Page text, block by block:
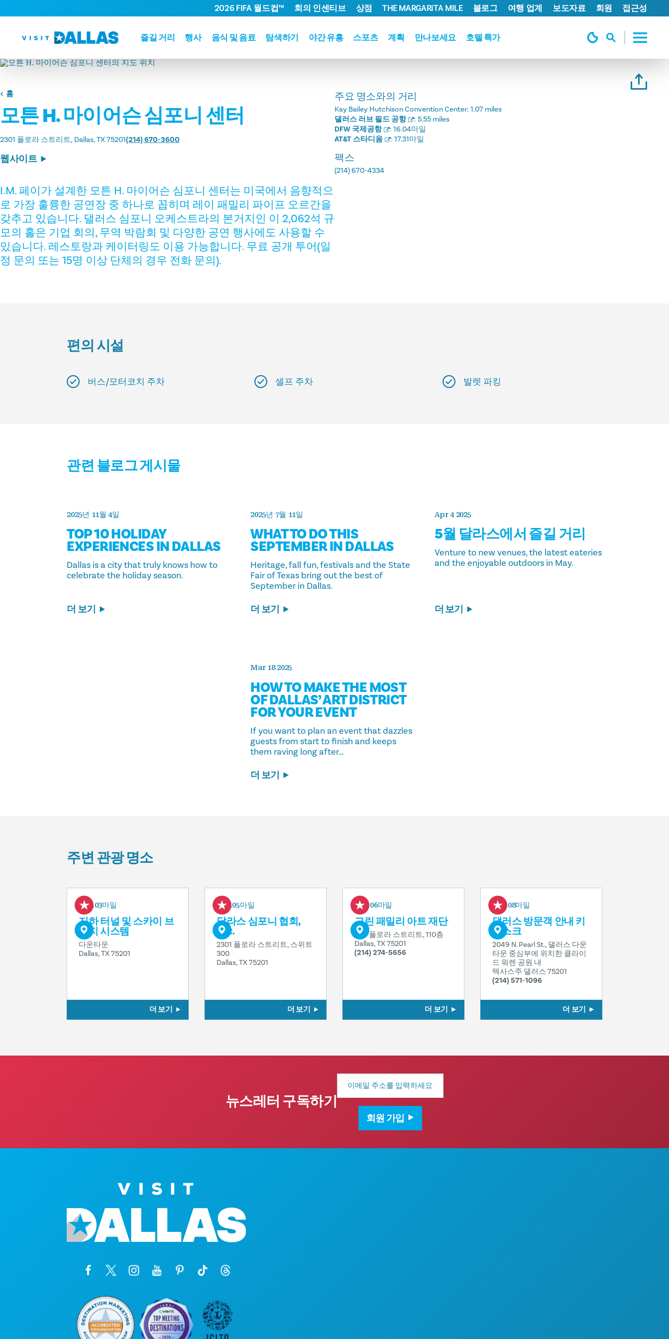
본문으로 건너뛰기
즐길 거리 행사 음식 및 음료 탐색하기 야간 유흥 스포츠 계획 만나보세요 호텔 특가
2026 FIFA 월드컵™ 회의 인센티브 상점 THE MARGARITA MILE 블로그 여행 업계 보도자료 회원 접근성
홈
모튼 H. 마이어슨 심포니 센터
2301 플로라 스트리트 Dallas, TX 75201(214) 670-3600
웹사이트
I.M. 페이가 설계한 모튼 H. 마이어슨 심포니 센터는 미국에서 음향적으
로 가장 훌륭한 공연장 중 하나로 꼽히며 레이 패밀리 파이프 오르간을
갖추고 있습니다. 댈러스 심포니 오케스트라의 본거지인 이 2,062석 규
모의 홀은 기업 회의, 무역 박람회 및 다양한 공연 행사에도 사용할 수
있습니다. 레스토랑과 케이터링도 이용 가능합니다. 무료 공개 투어(일
정 문의 또는 15명 이상 단체의 경우 전화 문의).
주요 명소와의 거리
Kay Bailey Hutchison Convention Center: 1.07 miles
댈러스 러브 필드 공항
: 5.55 miles
DFW 국제공항
: 16.04마일
AT&T 스타디움
: 17.31마일
팩스
(214) 670-4334
편의 시설
버스/모터코치 주차 셀프 주차 발렛 파킹
관련 블로그 게시물
2025년 11월 4일
TOP 10 HOLIDAY
EXPERIENCES IN DALLAS
Dallas is a city that truly knows how to
celebrate the holiday season.
더 보기
2025년 7월 11일
WHAT TO DO THIS
SEPTEMBER IN DALLAS
Heritage, fall fun, festivals and the State
Fair of Texas bring out the best of
September in Dallas.
더 보기
Apr 4 2025
5월 달라스에서 즐길 거리
Venture to new venues, the latest eateries
and the enjoyable outdoors in May.
더 보기
Mar 18 2025
HOW TO MAKE THE MOST
OF DALLAS’ ART DISTRICT
FOR YOUR EVENT
If you want to plan an event that dazzles
guests from start to finish and keeps
them raving long after…
더 보기
주변 관광 명소
0.03마일
지하 터널 및 스카이 브
리지 시스템
다운타운
Dallas, TX 75201
더 보기
0.05마일
달라스 심포니 협회,
INC.
2301 플로라 스트리트, 스위트
300
Dallas, TX 75201
더 보기
0.06마일
그린 패밀리 아트 재단
2111 플로라 스트리트, 110층
Dallas, TX 75201
(214) 274-5656
더 보기
0.08마일
댈러스 방문객 안내 키
오스크
2049 N. Pearl St., 댈러스 다운
타운 중심부에 위치한 클라이
드 워렌 공원 내
텍사스주 댈러스 75201
(214) 571-1096
더 보기
뉴스레터 구독하기
이
주
회원 가입